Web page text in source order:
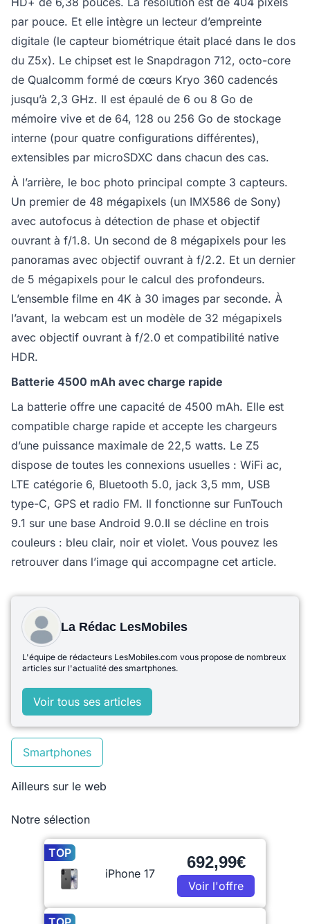
par pouce. Et elle intègre un lecteur d’empreinte
digitale (le capteur biométrique était placé dans le dos
du Z5x). Le chipset est le Snapdragon 712, octo-core
de Qualcomm formé de cœurs Kryo 360 cadencés
jusqu’à 2,3 GHz. Il est épaulé de 6 ou 8 Go de
mémoire vive et de 64, 128 ou 256 Go de stockage
interne (pour quatre configurations différentes),
extensibles par microSDXC dans chacun des cas.
À l’arrière, le boc photo principal compte 3 capteurs.
Un premier de 48 mégapixels (un IMX586 de Sony)
avec autofocus à détection de phase et objectif
ouvrant à f/1.8. Un second de 8 mégapixels pour les
panoramas avec objectif ouvrant à f/2.2. Et un dernier
de 5 mégapixels pour le calcul des profondeurs.
L’ensemble filme en 4K à 30 images par seconde. À
l’avant, la webcam est un modèle de 32 mégapixels
avec objectif ouvrant à f/2.0 et compatibilité native
HDR.
Batterie 4500 mAh avec charge rapide
La batterie offre une capacité de 4500 mAh. Elle est
compatible charge rapide et accepte les chargeurs
d’une puissance maximale de 22,5 watts. Le Z5
dispose de toutes les connexions usuelles : WiFi ac,
LTE catégorie 6, Bluetooth 5.0, jack 3,5 mm, USB
type-C, GPS et radio FM. Il fonctionne sur FunTouch
9.1 sur une base Android 9.0.Il se décline en trois
couleurs : bleu clair, noir et violet. Vous pouvez les
retrouver dans l’image qui accompagne cet article.
La Rédac LesMobiles
L'équipe de rédacteurs LesMobiles.com vous propose de nombreux
articles sur l'actualité des smartphones.
Voir tous ses articles
Smartphones
Ailleurs sur le web
Notre sélection
TOP
iPhone 17
692,99€
Voir l'offre